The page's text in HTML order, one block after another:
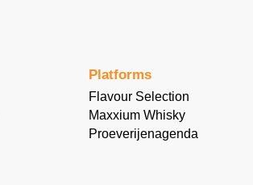
Platforms
Flavour Selection
Maxxium Whisky
Proeverijenagenda